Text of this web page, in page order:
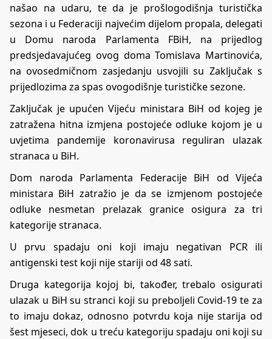
našao na udaru, te da je prošlogodišnja turistička
sezona i u Federaciji najvećim dijelom propala, delegati
u Domu naroda Parlamenta FBiH, na prijedlog
predsjedavajućeg ovog doma Tomislava Martinovića,
na ovosedmičnom zasjedanju usvojili su Zaključak s
prijedlozima za spas ovogodišnje turističke sezone.
Zaključak je upućen Vijeću ministara BiH od kojeg je
zatražena hitna izmjena postojeće odluke kojom je u
uvjetima pandemije koronavirusa reguliran ulazak
stranaca u BiH.
Dom naroda Parlamenta Federacije BiH od Vijeća
ministara BiH zatražio je da se izmjenom postojeće
odluke nesmetan prelazak granice osigura za tri
kategorije stranaca.
U prvu spadaju oni koji imaju negativan PCR ili
antigenski test koji nije stariji od 48 sati.
Druga kategorija kojoj bi, također, trebalo osigurati
ulazak u BiH su stranci koji su preboljeli Covid-19 te za
to imaju dokaz, odnosno potvrdu koja nije starija od
šest mjeseci, dok u treću kategoriju spadaju oni koji su